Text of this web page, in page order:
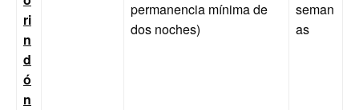
ri
n
d
ó
n
permanencia mínima de
dos noches)
seman
as